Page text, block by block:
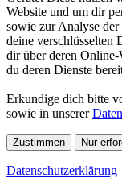
Website und um dir
sowie zur Analyse
deine verschlüsselten
dir über deren Online-
du deren Dienste
Erkundige dich bitte
sowie in unserer
Zustimmen Nur
Datenschutzerklärung